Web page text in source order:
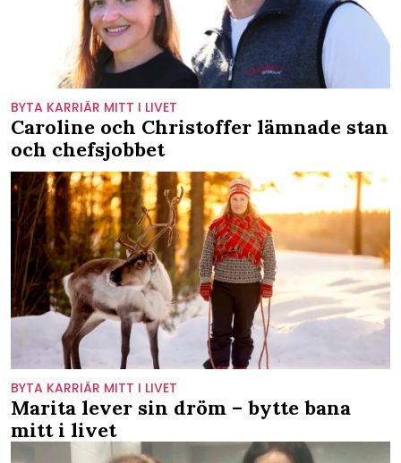
BYTA KARRIÄR MITT I LIVET
Caroline och Christoffer lämnade stan
och chefsjobbet
BYTA KARRIÄR MITT I LIVET
Marita lever sin dröm – bytte bana
mitt i livet